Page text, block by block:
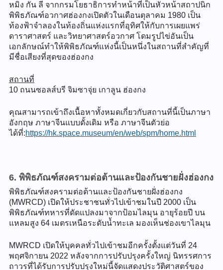
หมิง กัน ลี จากกรมโยธาธิการทำหน้าที่เป็นหัวหน้าสถาปนิก
พิพิธภัณฑ์อวกาศฮ่องกงเปิดตัวในเดือนตุลาคม 1980 เป็น
ท้องฟ้าจำลองในท้องถิ่นแห่งแรกที่อุทิศให้กับการเผยแพร่
ดาราศาสตร์ และวิทยาศาสตร์อวกาศ โดมรูปไข่อันเป็น
เอกลักษณ์ทำให้พิพิธภัณฑ์แห่งนี้เป็นหนึ่งในสถานที่สำคัญที่
มีชื่อเสียงที่สุดของฮ่องกง
สถานที่
10 ถนนซอลส์บรี จิมซาจุ่ย เกาลูน ฮ่องกง
คุณสามารถเข้าถึงเนื้อหาทั้งหมดเกี่ยวกับสถานที่นี้เป็นภาษา
อังกฤษ ภาษาจีนแบบดั้งเดิม หรือ ภาษาจีนตัวย่อ
ได้ที่:https://hk.space.museum/en/web/spm/home.html
6. พิพิธภัณฑ์สงครามต่อต้านและป้องกันชายฝั่งฮ่องกง
พิพิธภัณฑ์สงครามต่อต้านและป้องกันชายฝั่งฮ่องกง
(MWRCD) เปิดให้ประชาชนทั่วไปเข้าชมในปี 2000 เป็น
พิพิธภัณฑ์ทหารที่ดัดแปลงมาจากป้อมไลมุน อายุร้อยปี บน
แหลมสูง 64 เมตรเหนือระดับน้ำทะเล มองเห็นช่องเขาไลมุน
MWRCD เปิดให้บุคคลทั่วไปเข้าชมอีกครั้งตั้งแต่วันที่ 24
พฤศจิกายน 2022 หลังจากการปรับปรุงครั้งใหญ่ นิทรรศการ
ถาวรที่ได้รับการปรับปรุงใหม่นี้จัดแสดงประวัติศาสตร์ของ